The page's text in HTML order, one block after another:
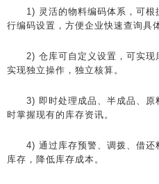
1) 灵活的物料编码体系，可根
行编码设置，方便企业快速查询具
2) 仓库可自定义设置，可实现
实现独立操作，独立核算。
3) 即时处理成品、半成品、原
时掌握现有的库存资讯。
4) 通过库存预警、调拨、借还
库存，降低库存成本。